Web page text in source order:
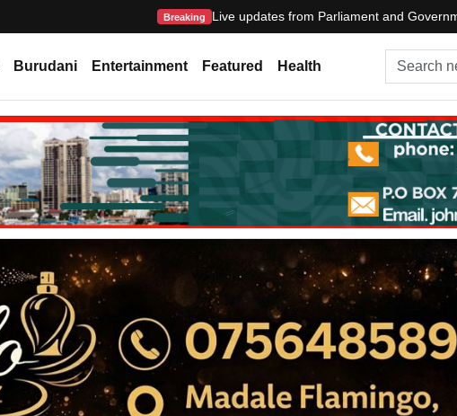
Breaking Live updates from Parliament and
Burudani Entertainment Featured Health Search